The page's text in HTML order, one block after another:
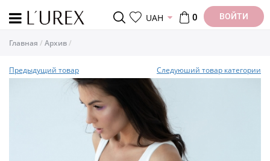
UAH 0 ВОЙТИ
Главная Архив
Предыдущий товар Следуюший товар категории